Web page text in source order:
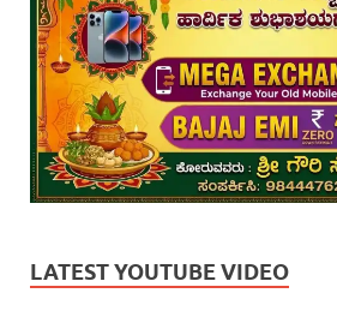
LATEST YOUTUBE VIDEO